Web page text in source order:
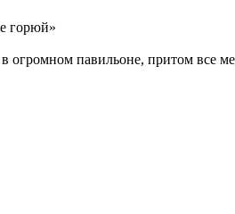
горюй»
огромном павильоне, притом все